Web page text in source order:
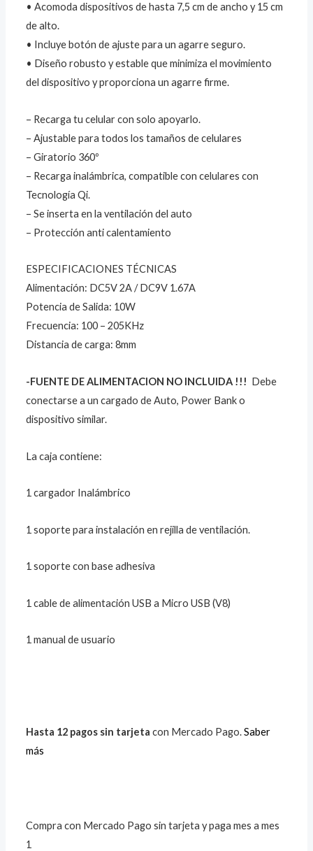
• Acomoda dispositivos de hasta 7,5 cm de ancho y 15 cm
de alto.
• Incluye botón de ajuste para un agarre seguro.
• Diseño robusto y estable que minimiza el movimiento
del dispositivo y proporciona un agarre firme.
– Recarga tu celular con solo apoyarlo.
– Ajustable para todos los tamaños de celulares
– Giratorio 360º
– Recarga inalámbrica, compatible con celulares con
Tecnología Qi.
– Se inserta en la ventilación del auto
– Protección anti calentamiento
ESPECIFICACIONES TÉCNICAS
Alimentación: DC5V 2A / DC9V 1.67A
Potencia de Salida: 10W
Frecuencia: 100 – 205KHz
Distancia de carga: 8mm
-FUENTE DE ALIMENTACION NO INCLUIDA !!! Debe
conectarse a un cargado de Auto, Power Bank o
dispositivo similar.
La caja contiene:
1 cargador Inalámbrico
1 soporte para instalación en rejilla de ventilación.
1 soporte con base adhesiva
1 cable de alimentación USB a Micro USB (V8)
1 manual de usuario
Hasta 12 pagos sin tarjeta con Mercado Pago.Saber
más
Compra con Mercado Pago sin tarjeta y paga mes a mes
1